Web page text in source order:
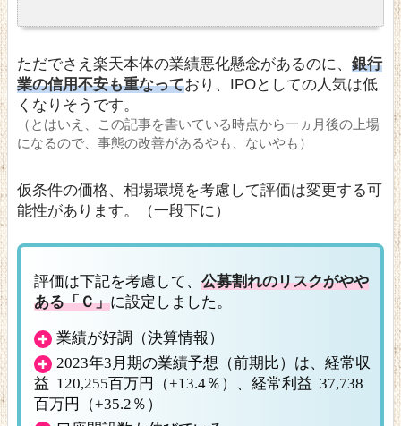
ただでさえ楽天本体の業績悪化懸念があるのに、 銀行
業の信用不安も重なっており、IPOとしての人気は低
くなりそうです。
（とはいえ、この記事を書いている時点から一ヵ月後の上場
になるので、事態の改善があるやも、ないやも）
仮条件の価格、相場環境を考慮して評価は変更する可
能性があります。（一段下に）
評価は下記を考慮して、 公募割れのリスクがやや
ある「Ｃ」に設定しました。
業績が好調（決算情報）
2023年3月期の業績予想（前期比）は、経常収
益 120,255百万円（+13.4％）、経常利益 37,738
百万円（+35.2％）